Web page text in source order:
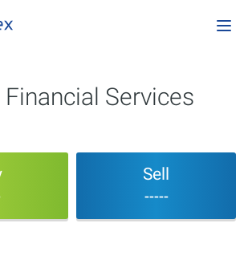
Services
Sell
-----